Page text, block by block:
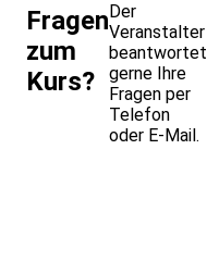
Fragen
zum
Kurs?
Der
Veranstalter
beantwortet
gerne Ihre
Fragen per
Telefon
oder E-Mail.